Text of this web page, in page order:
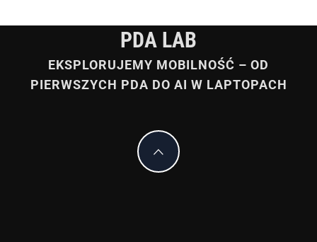
PDA LAB
EKSPLORUJEMY MOBILNOŚĆ – OD
PIERWSZYCH PDA DO AI W LAPTOPACH